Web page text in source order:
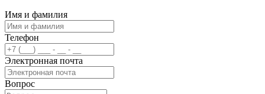
Имя и фамилия
Телефон
Электронная почта
Вопрос